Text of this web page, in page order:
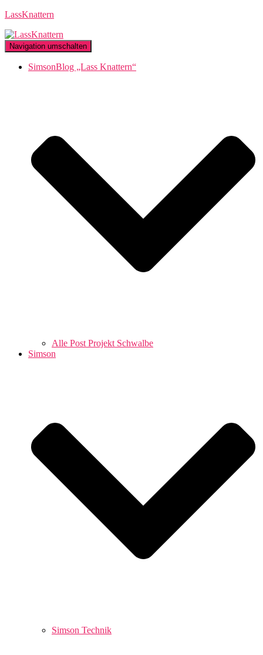
LassKnattern
Navigation umschalten
SimsonBlog „Lass Knattern“
Alle Post Projekt Schwalbe
Simson
Simson Technik